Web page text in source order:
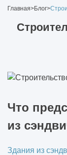
Главная>Блог>
Что
из
Здания из